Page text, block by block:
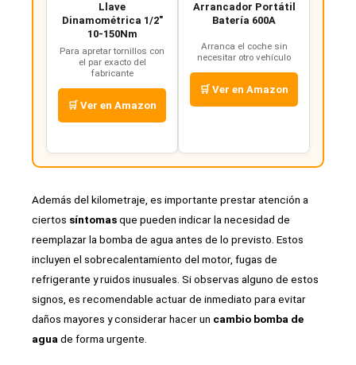
Llave
Dinamométrica 1/2"
10-150Nm
Para apretar tornillos con
el par exacto del
fabricante
🛒 Ver en Amazon
Arrancador Portátil
Batería 600A
Arranca el coche sin
necesitar otro vehículo
🛒 Ver en Amazon
Además del kilometraje, es importante prestar atención a
ciertos síntomasque pueden indicar la necesidad de
reemplazar la bomba de agua antes de lo previsto. Estos
incluyen el sobrecalentamiento del motor, fugas de
refrigerante y ruidos inusuales. Si observas alguno de estos
signos, es recomendable actuar de inmediato para evitar
daños mayores y considerar hacer un cambio bomba de
agua de forma urgente.